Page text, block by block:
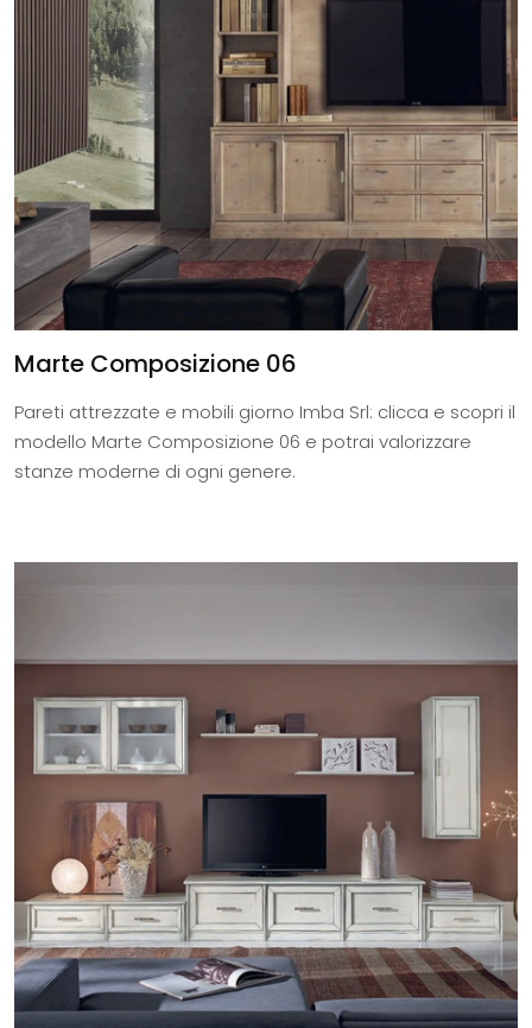
Marte Composizione 06
Pareti attrezzate e mobili giorno Imba Srl: clicca e scopri il
modello Marte Composizione 06 e potrai valorizzare
stanze moderne di ogni genere.